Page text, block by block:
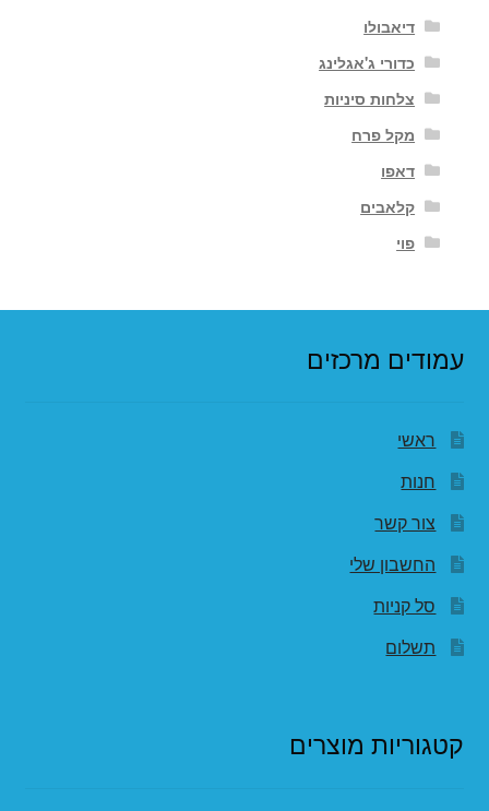
דיאבולו
כדורי ג'אגלינג
צלחות סיניות
מקל פרח
דאפו
קלאבים
פוי
עמודים מרכזים
ראשי
חנות
צור קשר
החשבון שלי
סל קניות
תשלום
קטגוריות מוצרים